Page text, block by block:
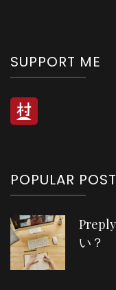
SUPPORT ME
POPULAR
い？